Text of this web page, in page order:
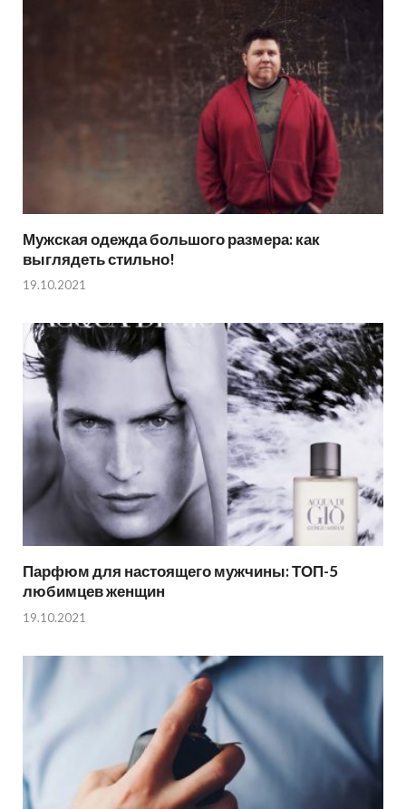
Мужская одежда большого размера: как
выглядеть стильно!
19.10.2021
Парфюм для настоящего мужчины: ТОП-5
любимцев женщин
19.10.2021